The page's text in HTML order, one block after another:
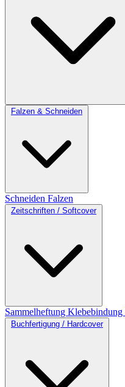
Falzen & Schneiden
Schneiden Falzen
Zeitschriften / Softcover
Sammelheftung Klebebindung
Buchfertigung / Hardcover